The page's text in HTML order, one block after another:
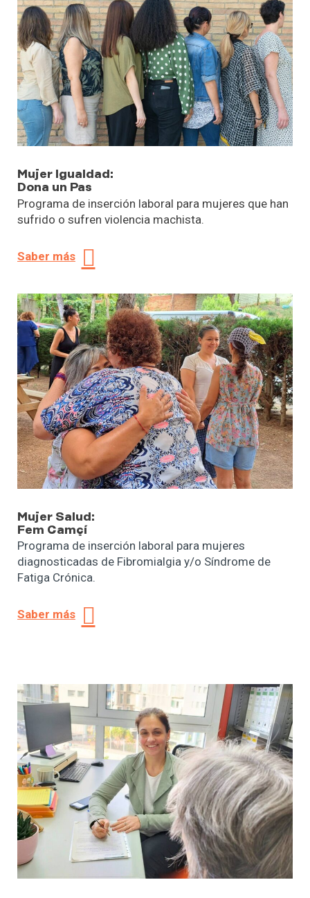
Mujer Igualdad:
Dona un Pas
Programa de inserción laboral para mujeres que han
sufrido o sufren violencia machista.
Saber más
Mujer Salud:
Fem Camçí
Programa de inserción laboral para mujeres
diagnosticadas de Fibromialgia y/o Síndrome de
Fatiga Crónica.
Saber más